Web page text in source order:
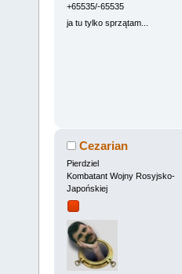
+65535/-65535
ja tu tylko sprzątam...
Cezarian
Pierdziel
Kombatant Wojny Rosyjsko-
Japońskiej